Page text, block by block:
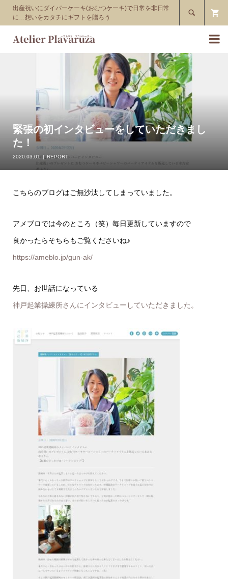
出産祝いにダイパーケーキ(おむつケーキ)で日常を非日常
に…想いをカタチにギフトを贈ろう


緊張の初インタビューをしていただきまし
た！
2020.03.01 REPORT
こちらのブログはご無沙汰してしまっていました。
アメブロでは今のところ（笑）毎日更新していますので
良かったらそちらもご覧くださいね♪
https://ameblo.jp/gun-ak/
先日、お世話になっている
神戸起業操練所さんにインタビューしていただきました。